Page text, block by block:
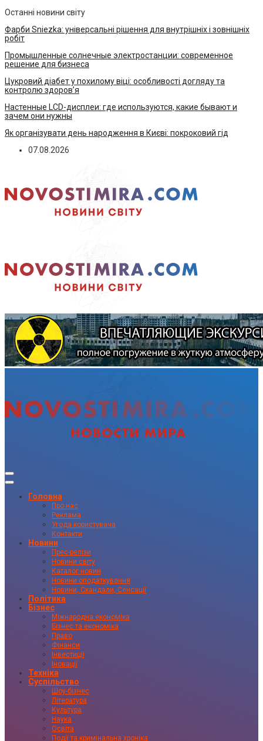
Останні новини світу
Фарби Sniezka: універсальні рішення для внутрішніх і зовнішніх
робіт
Промышленные солнечные электростанции: современное
решение для бизнеса
Цукровий діабет у похилому віці: особливості догляду та
контролю здоров’я
Настенные LCD-дисплеи: где используются, какие бывают и
зачем они нужны
Як організувати день народження в Києві: покроковий гід
07.08.2026
Головна
Про нас
Реклама
Угода користувача
Контакти
Новини
Прес-релізи
Новини світу
Каталог новин
Новини оподаткування
Новини, Скандали, Сенсації
Політика
Бізнес
Міжнародна економіка
Бізнес та економіка
Право
Фінанси
Інвестиції
Іновації
Техніка
Суспільство
Шоу-бізнес
Література
Культура
Наука
Освіта
Події та кримінальна хроніка